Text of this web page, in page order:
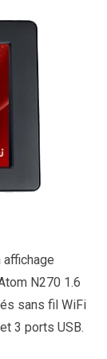
affichage
N270 1.6
sans fil WiFi
3 ports USB.